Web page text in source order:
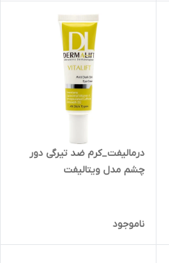
درمالیفت_کرم ضد تیرگی دور
چشم مدل ویتالیفت
ناموجود